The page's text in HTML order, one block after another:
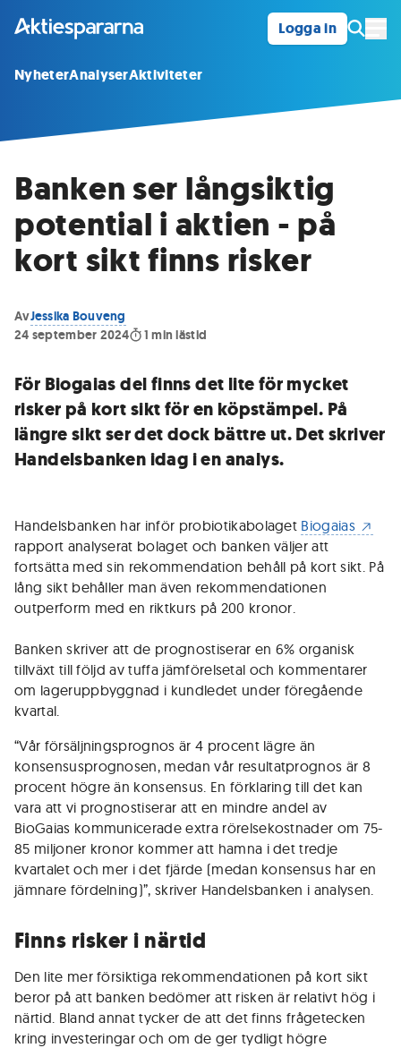
Logga in
NyheterAnalyserAktiviteter
Banken ser långsiktig
potential i aktien - på
kort sikt finns risker
AvJessika Bouveng
24 september 2024
1 min lästid
För Biogaias del finns det lite för mycket
risker på kort sikt för en köpstämpel. På
längre sikt ser det dock bättre ut. Det skriver
Handelsbanken idag i en analys.
Handelsbanken har inför probiotikabolaget Biogaias
rapport analyserat bolaget och banken väljer att
fortsätta med sin rekommendation behåll på kort sikt. På
lång sikt behåller man även rekommendationen
outperform med en riktkurs på 200 kronor.
Banken skriver att de prognostiserar en 6% organisk
tillväxt till följd av tuffa jämförelsetal och kommentarer
om lageruppbyggnad i kundledet under föregående
kvartal.
“Vår försäljningsprognos är 4 procent lägre än
konsensusprognosen, medan vår resultatprognos är 8
procent högre än konsensus. En förklaring till det kan
vara att vi prognostiserar att en mindre andel av
BioGaias kommunicerade extra rörelsekostnader om 75-
85 miljoner kronor kommer att hamna i det tredje
kvartalet och mer i det fjärde (medan konsensus har en
jämnare fördelning)”, skriver Handelsbanken i analysen.
Finns risker i närtid
Den lite mer försiktiga rekommendationen på kort sikt
beror på att banken bedömer att risken är relativt hög i
närtid. Bland annat tycker de att det finns frågetecken
kring investeringar och om de ger tydligt högre